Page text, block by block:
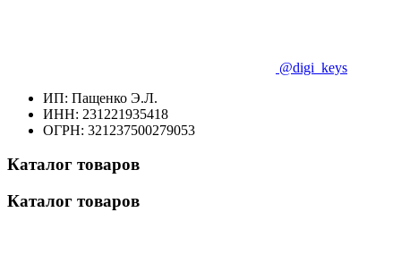
@digi_keys
ИП: Пащенко Э.Л.
ИНН: 231221935418
ОГРН: 321237500279053
Каталог товаров
Каталог товаров